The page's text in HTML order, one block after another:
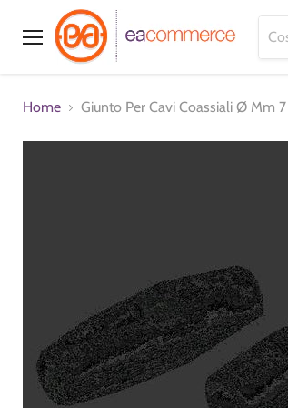
Menu
Home Giunto Per Cavi Coassiali Ø Mm 7